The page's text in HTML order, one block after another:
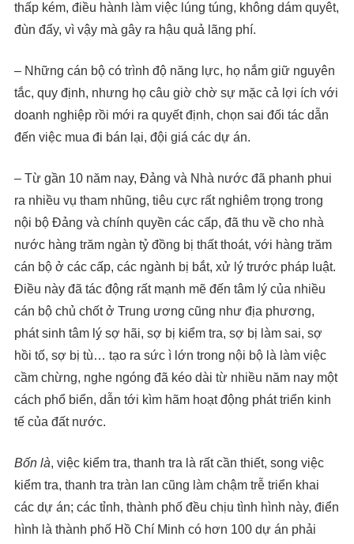
thấp kém, điều hành làm việc lúng túng, không dám quyêt,
đùn đẩy, vì vậy mà gây ra hậu quả lãng phí.
– Những cán bộ có trình độ năng lực, họ nắm giữ nguyên
tắc, quy định, nhưng họ câu giờ chờ sự mặc cả lợi ích với
doanh nghiệp rồi mới ra quyết định, chọn sai đối tác dẫn
đến việc mua đi bán lại, đội giá các dự án.
– Từ gần 10 năm nay, Đảng và Nhà nước đã phanh phui
ra nhiều vụ tham nhũng, tiêu cực rất nghiêm trọng trong
nội bộ Đảng và chính quyền các cấp, đã thu về cho nhà
nước hàng trăm ngàn tỷ đồng bị thất thoát, với hàng trăm
cán bộ ở các cấp, các ngành bị bắt, xử lý trước pháp luật.
Điều này đã tác động rất mạnh mẽ đến tâm lý của nhiều
cán bộ chủ chốt ở Trung ương cũng như địa phương,
phát sinh tâm lý sợ hãi, sợ bị kiểm tra, sợ bị làm sai, sợ
hồi tố, sợ bị tù… tạo ra sức ì lớn trong nội bộ là làm việc
cầm chừng, nghe ngóng đã kéo dài từ nhiều năm nay một
cách phổ biển, dẫn tới kìm hãm hoạt động phát triển kinh
tế của đất nước.
Bốn là, việc kiểm tra, thanh tra là rất cần thiết, song việc
kiểm tra, thanh tra tràn lan cũng làm chậm trễ triển khai
các dự án; các tỉnh, thành phố đều chịu tình hình này, điển
hình là thành phố Hồ Chí Minh có hơn 100 dự án phải